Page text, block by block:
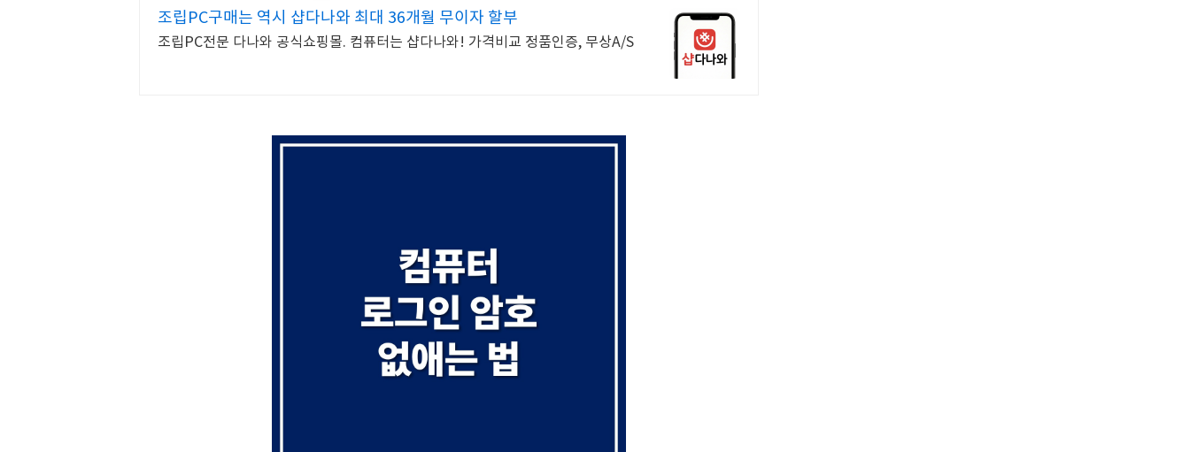
조립PC구매는 역시 샵다나와 최대 36개월 무이자 할부
조립PC전문 다나와 공식쇼핑몰. 컴퓨터는 샵다나와! 가격비교 정품인증, 무상A/S